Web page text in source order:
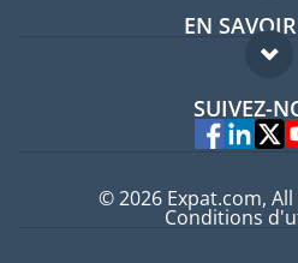
Guides
EN
FAQ
SUIVEZ-
© 2026 Expat.com,
Conditions